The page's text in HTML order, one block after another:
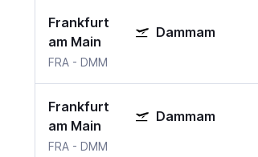
Frankfurt
am Main
Dammam
FRA- DMM
Frankfurt
am Main
Dammam
FRA- DMM